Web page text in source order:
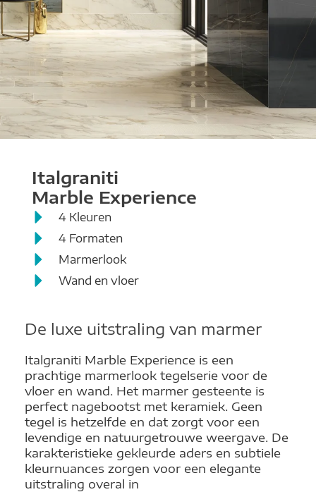
Italgraniti Marble
Experience
Italgraniti
Marble Experience
4 Kleuren
4 Formaten
Marmerlook
Wand en vloer
De luxe uitstraling van marmer
Italgraniti Marble Experience is een
prachtige marmerlook tegelserie voor de
vloer en wand. Het marmer gesteente is
perfect nagebootst met keramiek. Geen
tegel is hetzelfde en dat zorgt voor een
levendige en natuurgetrouwe weergave. De
karakteristieke gekleurde aders en subtiele
kleurnuances zorgen voor een elegante
uitstraling overal in